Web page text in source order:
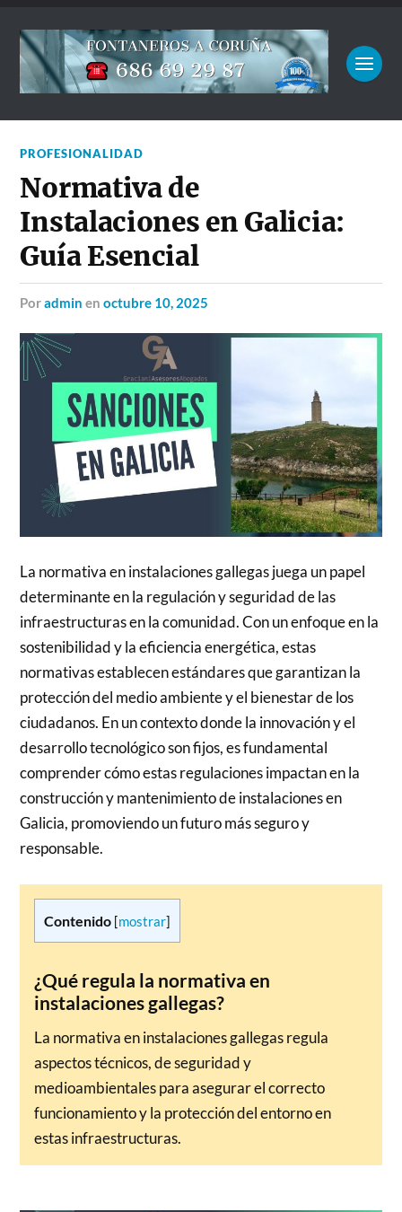
PROFESIONALIDAD
Normativa de
Instalaciones en Galicia:
Guía Esencial
poradmin enoctubre 10, 2025
La normativa en instalaciones gallegas juega un papel
determinante en la regulación y seguridad de las
infraestructuras en la comunidad. Con un enfoque en la
sostenibilidad y la eficiencia energética, estas
normativas establecen estándares que garantizan la
protección del medio ambiente y el bienestar de los
ciudadanos. En un contexto donde la innovación y el
desarrollo tecnológico son fijos, es fundamental
comprender cómo estas regulaciones impactan en la
construcción y mantenimiento de instalaciones en
Galicia, promoviendo un futuro más seguro y
responsable.
Contenido [mostrar]
¿Qué regula la normativa en
instalaciones gallegas?
La normativa en instalaciones gallegas regula
aspectos técnicos, de seguridad y
medioambientales para asegurar el correcto
funcionamiento y la protección del entorno en
estas infraestructuras.